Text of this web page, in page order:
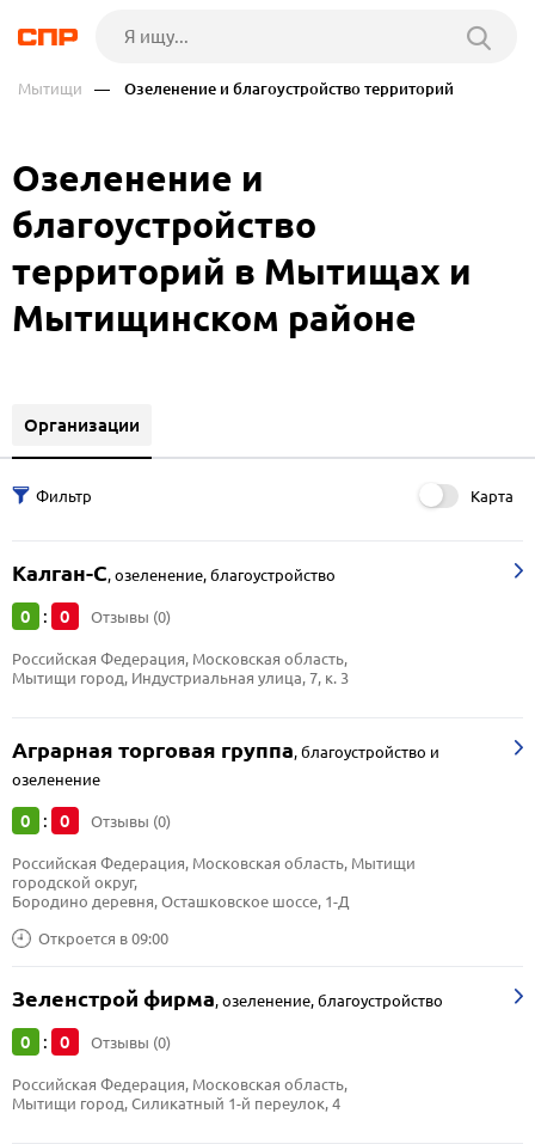
Мытищи — Озеленение и благоустройство территорий
Озеленение и
благоустройство
территорий в Мытищах и
Мытищинском районе
Организации
Карта
Калган-С,озеленение, благоустройство
0 : 0 Отзывы (0)
Российская Федерация, Московская область,
Мытищи город, Индустриальная улица, 7, к. 3
Аграрная торговая группа,благоустройство и
озеленение
0 : 0 Отзывы (0)
Откроется в 09:00
Российская Федерация, Московская область, Мытищи
городской округ,
Бородино деревня, Осташковское шоссе, 1-Д
Зеленстрой фирма,озеленение, благоустройство
0 : 0 Отзывы (0)
Российская Федерация, Московская область,
Мытищи город, Силикатный 1-й переулок, 4